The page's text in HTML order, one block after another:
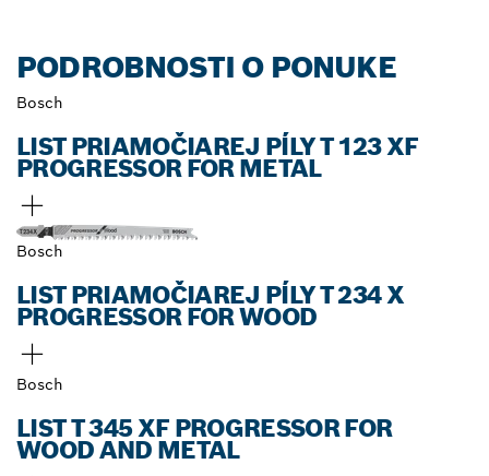
PODROBNOSTI O PONUKE
Bosch
LIST PRIAMOČIAREJ PÍLY T 123 XF
PROGRESSOR FOR METAL
Bosch
LIST PRIAMOČIAREJ PÍLY T 234 X
PROGRESSOR FOR WOOD
Bosch
LIST T 345 XF PROGRESSOR FOR
WOOD AND METAL